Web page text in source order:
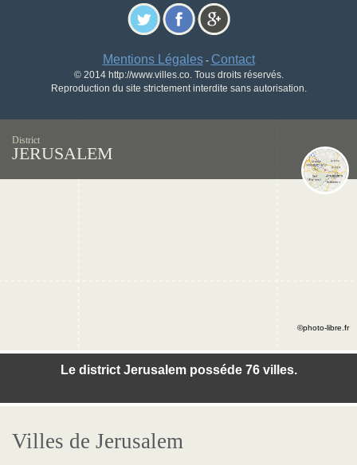
Mentions Légales- Contact
© 2014 http://www.villes.co. Tous droits réservés.
Reproduction du site strictement interdite sans autorisation.
District
JERUSALEM
Le district Jerusalem posséde 76 villes.
©photo-libre.fr
Villes de Jerusalem